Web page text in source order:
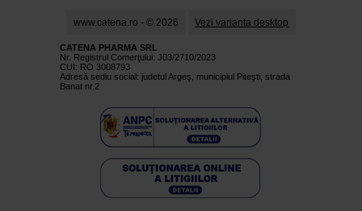
www.catena.ro - © 2026 Vezi varianta desktop
CATENA PHARMA SRL
Nr. Registrul Comerţului: J03/2710/2023
CUI: RO 3008793
Adresă sediu social: judetul Argeş, municipiul Piteşti, strada
Banat nr.2